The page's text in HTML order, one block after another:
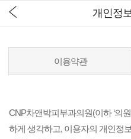
개인정
이용약관
CNP차앤박피부과의원(이하 ‘의
하게 생각하고, 이용자의 개인정